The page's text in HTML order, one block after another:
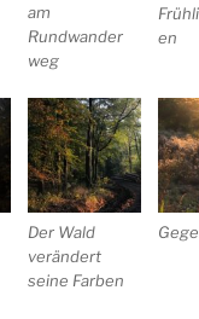
am
Rundwander
weg
en
Der Wald
verändert
seine Farben